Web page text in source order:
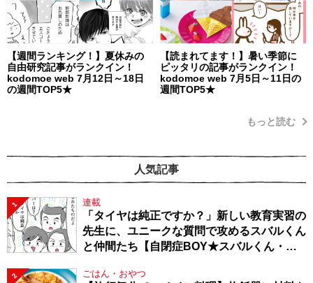
【週間ランキング！】夏休みの
自由研究記事がランクイン！
kodomoe web 7月12日～18日
の週間TOP5★
【読まれてます！】暑い季節に
ピッタリの記事がランクイン！
kodomoe web 7月5日～11日の
週間TOP5★
もっと読む
人気記事
1 連載
「タイヤは純正ですか？」新しい教育実習の
先生に、ユニークな質問で攻めるスバルくん
と仲間たち【自閉症BOY★スバルくん・
2 ごはん・おやつ